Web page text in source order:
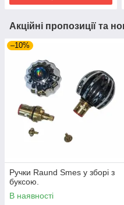
Акційні пропозиції та
–10%
Ручки Raund Smes у зборі з
буксою.
В наявності